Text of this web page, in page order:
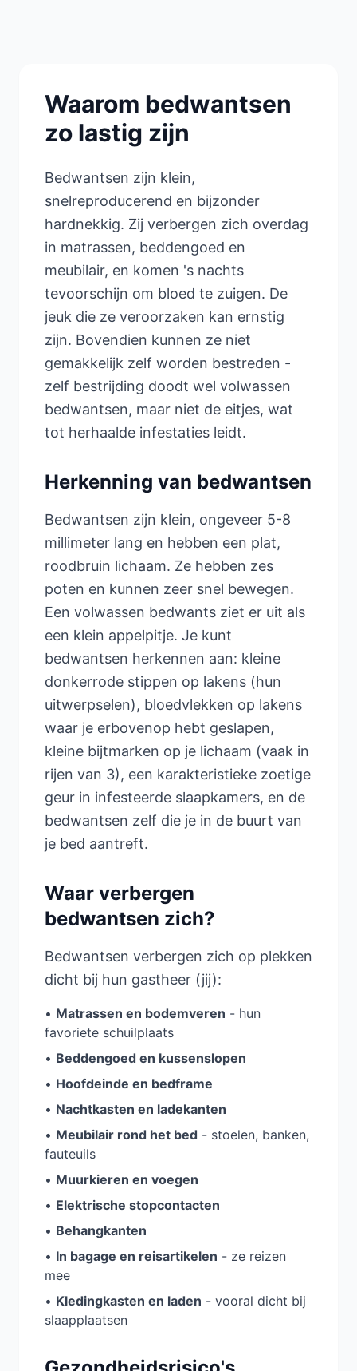
Waarom bedwantsen
zo lastig zijn
Bedwantsen zijn klein,
snelreproducerend en bijzonder
hardnekkig. Zij verbergen zich overdag
in matrassen, beddengoed en
meubilair, en komen 's nachts
tevoorschijn om bloed te zuigen. De
jeuk die ze veroorzaken kan ernstig
zijn. Bovendien kunnen ze niet
gemakkelijk zelf worden bestreden -
zelf bestrijding doodt wel volwassen
bedwantsen, maar niet de eitjes, wat
tot herhaalde infestaties leidt.
Herkenning van bedwantsen
Bedwantsen zijn klein, ongeveer 5-8
millimeter lang en hebben een plat,
roodbruin lichaam. Ze hebben zes
poten en kunnen zeer snel bewegen.
Een volwassen bedwants ziet er uit als
een klein appelpitje. Je kunt
bedwantsen herkennen aan: kleine
donkerrode stippen op lakens (hun
uitwerpselen), bloedvlekken op lakens
waar je erbovenop hebt geslapen,
kleine bijtmarken op je lichaam (vaak in
rijen van 3), een karakteristieke zoetige
geur in infesteerde slaapkamers, en de
bedwantsen zelf die je in de buurt van
je bed aantreft.
Waar verbergen
bedwantsen zich?
Bedwantsen verbergen zich op plekken
dicht bij hun gastheer (jij):
• Matrassen en bodemveren - hun
favoriete schuilplaats
• Beddengoed en kussenslopen
• Hoofdeinde en bedframe
• Nachtkasten en ladekanten
• Meubilair rond het bed - stoelen, banken,
fauteuils
• Muurkieren en voegen
• Elektrische stopcontacten
• Behangkanten
• In bagage en reisartikelen - ze reizen
mee
• Kledingkasten en laden - vooral dicht bij
slaapplaatsen